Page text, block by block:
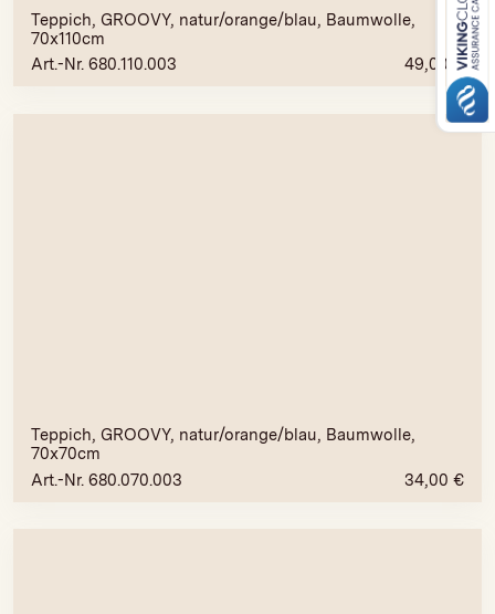
Teppich, GROOVY, natur/orange/blau, Baumwolle,
70x110cm
Art.-Nr. 680.110.003
49,00 €
Teppich, GROOVY, natur/orange/blau, Baumwolle,
70x70cm
Art.-Nr. 680.070.003
34,00 €